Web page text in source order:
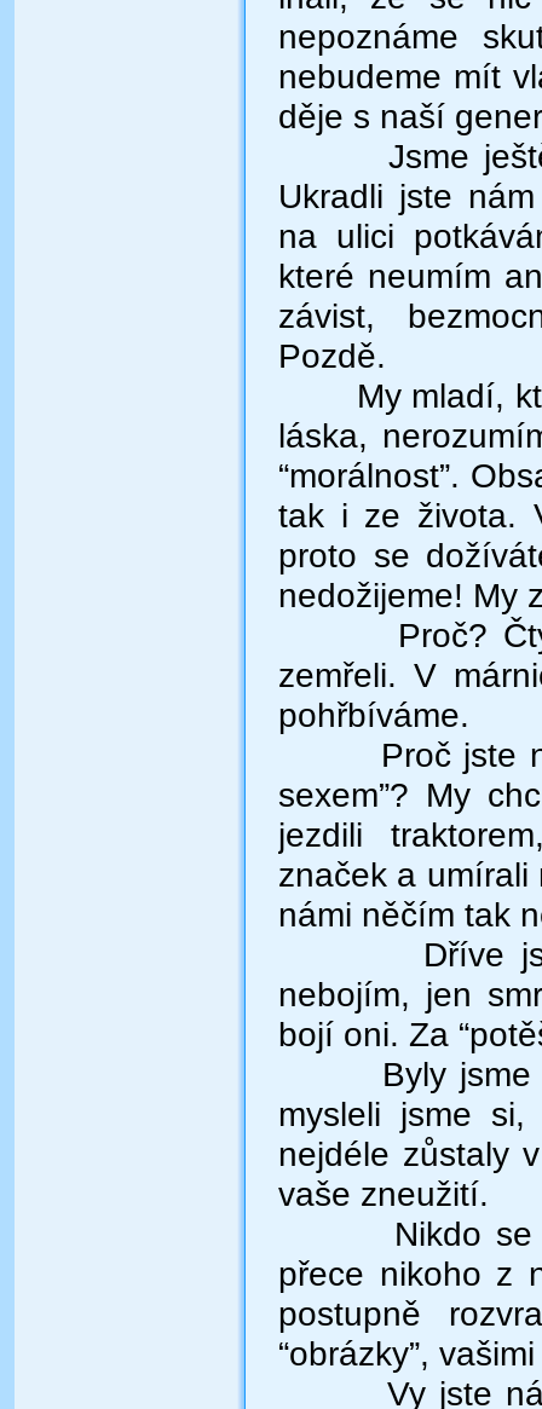
nepoznáme
nebudeme mít
děje s naší
Jsme
Ukradli jste
na ulici
které neumím
závist,
Pozdě.
My mladí,
láska,
“morálnost”.
tak i ze života.
proto se
nedožijeme! My
Proč?
zemřeli. V
pohřbíváme.
Proč jste
sexem”? My
jezdili
značek a umírali
námi něčím tak
Dříve
nebojím, jen
bojí oni. Za
Byly
mysleli jsme
nejdéle zůstaly
vaše zneužití.
Nikdo
přece nikoho z
postupně
“obrázky”,
Vy jste